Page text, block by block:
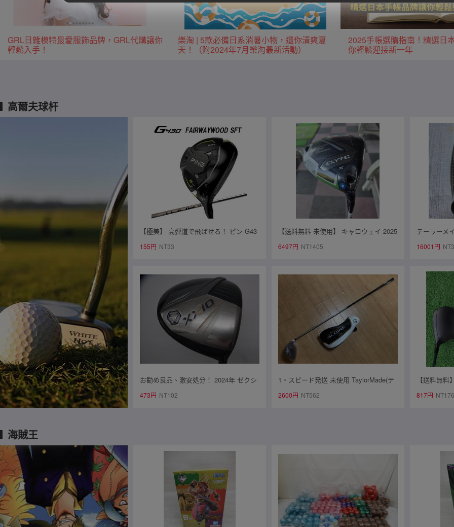
GRL日雜模特最愛服飾品牌，GRL代購讓你
輕鬆入手！
樂淘 | 5款必備日系消暑小物，還你清爽夏
天！（附2024年7月樂淘最新活動）
2025手帳選購指南！精選日
你輕鬆迎接新一年
高爾夫球杆
【極美】 高弾道で飛ばせる！ ピン G43
0 MAX 5W 18° PING TOUR 2.0 CHROM
155円 NT33
【送料無料 未使用】 キャロウェイ 2025
ドライバー ELYTE X 10.5 VENTUS GR
6497円 NT1405
テーラーメ
ト１５度★
16001円
お勧め良品、激安処分！ 2024年 ゼクシ
オ13 ドライバー 10.5° XXIO MP1300/R
473円 NT102
1・スピード発送 未使用 TaylorMade(テ
ーラーメイド) STEALTH GLOIRE ドラ
2600円 NT562
【送料無
バー
817円 NT176
海賊王